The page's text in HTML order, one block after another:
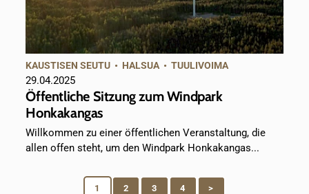
KAUSTISEN SEUTU • HALSUA •TUULIVOIMA
29.04.2025
Öffentliche Sitzung zum Windpark
Honkakangas
Willkommen zu einer öffentlichen Veranstaltung, die
allen offen steht, um den Windpark Honkakangas...
1 2 3 4 >